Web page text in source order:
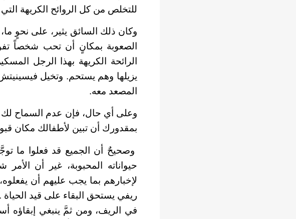
للتخلص من كل الروائح الكريهة
وكان ذلك السائق يثير، على نحوٍ
الصعوبة بمكانٍ أن تحب شخصاً
الرائحة الكريهة بهذا الرجل
يزيلها وهم يستحم. وتخيل
المصعد معه.
وعلى أي حال، فإن عدم السماح
بمقدورك أن تبين لأطفالك مكان
وصحيحٌ أن الجميع قد فعلوا
حيواناته المحبوبة، غير أن
لإخبارهم بما يجب عليهم أن
ريفي يستحق البقاء على قيد
في الريف، ومن ثمَّ ينبغي إبقاؤه